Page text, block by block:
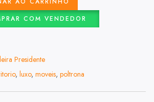
COM VENDEDOR
Presidente
, luxo, moveis, poltrona